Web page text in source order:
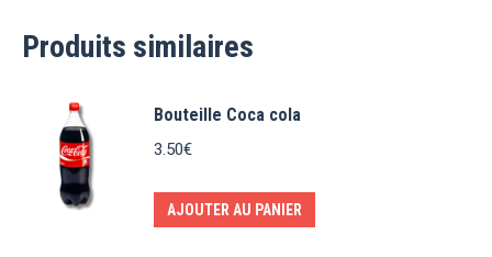
Produits similaires
Bouteille Coca cola
3.50€
AJOUTER AU PANIER